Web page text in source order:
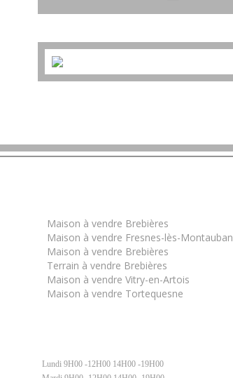
Maison à vendre Brebières
Maison à vendre Fresnes-lès-Montauban
Maison à vendre Brebières
Terrain à vendre Brebières
Maison à vendre Vitry-en-Artois
Maison à vendre Tortequesne
Lundi 9H00 -12H00 14H00 -19H00